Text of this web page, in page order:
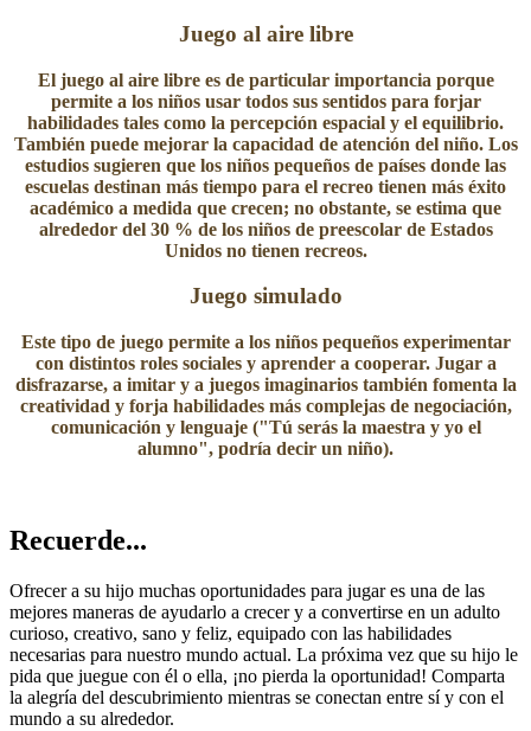
Juego al aire libre
El juego al aire libre es de particular importancia porque
permite a los niños usar todos sus sentidos para forjar
habilidades tales como la percepción espacial y el equilibrio.
También puede mejorar la capacidad de atención del niño. Los
estudios sugieren que los niños pequeños de países donde las
escuelas destinan más tiempo para el recreo tienen más éxito
académico a medida que crecen; no obstante, se estima que
alrededor del 30 % de los niños de preescolar de Estados
Unidos no tienen recreos.
Juego simulado
Este tipo de juego permite a los niños pequeños experimentar
con distintos roles sociales y aprender a cooperar. Jugar a
disfrazarse, a imitar y a juegos imaginarios también fomenta la
creatividad y forja habilidades más complejas de negociación,
comunicación y lenguaje ("Tú serás la maestra y yo el
alumno", podría decir un niño).
Recuerde...
Ofrecer a su hijo muchas oportunidades para jugar es una de las
mejores maneras de ayudarlo a crecer y a convertirse en un adulto
curioso, creativo, sano y feliz, equipado con las habilidades
necesarias para nuestro mundo actual. La próxima vez que su hijo le
pida que juegue con él o ella, ¡no pierda la oportunidad! Comparta
la alegría del descubrimiento mientras se conectan entre sí y con el
mundo a su alrededor.